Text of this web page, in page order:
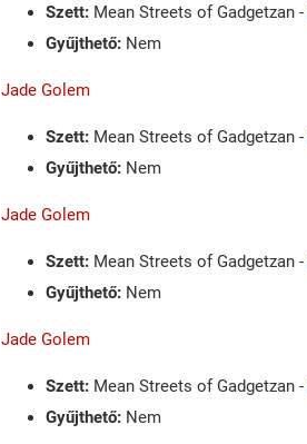
Szett: Mean Streets of Gadgetzan -
Gyűjthető: Nem
Jade Golem
Szett: Mean Streets of Gadgetzan -
Gyűjthető: Nem
Jade Golem
Szett: Mean Streets of Gadgetzan -
Gyűjthető: Nem
Jade Golem
Szett: Mean Streets of Gadgetzan -
Gyűjthető: Nem